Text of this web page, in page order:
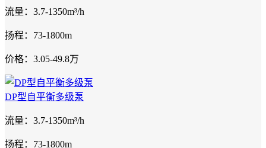
流量：3.7-1350m³/h
扬程：73-1800m
价格：3.05-49.8万
DP型自平衡多级泵
流量：3.7-1350m³/h
扬程：73-1800m